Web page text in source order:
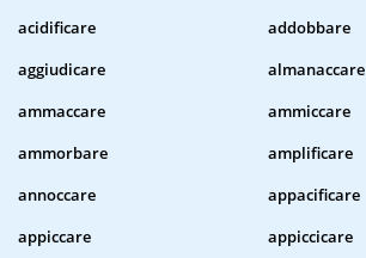
acidificare
addobbare
aggiudicare
almanaccare
ammaccare
ammiccare
ammorbare
amplificare
annoccare
appacificare
appiccare
appiccicare